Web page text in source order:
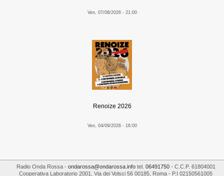
Ven, 07/08/2026 - 21:00
Renoize 2026
Ven, 04/09/2026 - 16:00
Radio Onda Rossa- ondarossa@ondarossa.infotel. 06491750- C.C.P. 61804001
Cooperativa Laboratorio 2001
Via dei Volsci 56 00185 Roma - P.I 02150561005